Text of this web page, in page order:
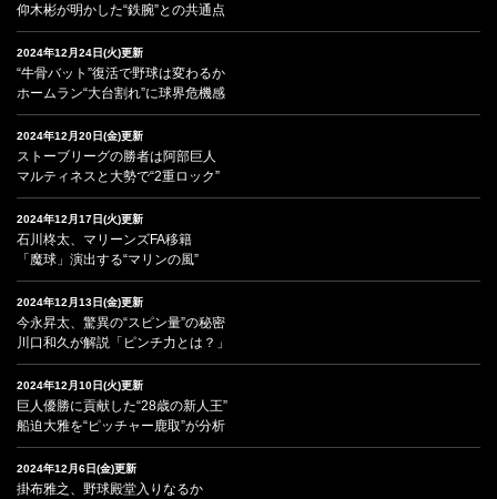
仰木彬が明かした“鉄腕”との共通点
2024年12月24日(火)更新
“牛骨バット”復活で野球は変わるか
ホームラン“大台割れ”に球界危機感
2024年12月20日(金)更新
ストーブリーグの勝者は阿部巨人
マルティネスと大勢で“2重ロック”
2024年12月17日(火)更新
石川柊太、マリーンズFA移籍
「魔球」演出する“マリンの風”
2024年12月13日(金)更新
今永昇太、驚異の“スピン量”の秘密
川口和久が解説「ピンチ力とは？」
2024年12月10日(火)更新
巨人優勝に貢献した“28歳の新人王”
船迫大雅を“ピッチャー鹿取”が分析
2024年12月6日(金)更新
掛布雅之、野球殿堂入りなるか